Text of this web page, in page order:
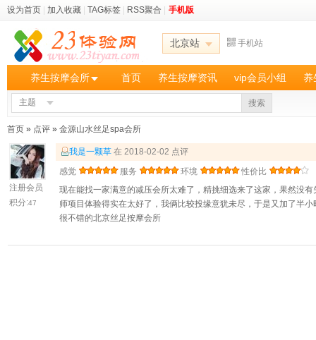
设为首页 加入收藏 TAG标签 RSS聚合 手机版
北京站 手机站
养生按摩会所 首页 养生按摩资讯 vip会员小组 养
主题 搜索
首页 » 点评 » 金源山水丝足spa会所
注册会员
积分:47
我是一颗草 在 2018-02-02 点评
感觉
服务 环境
性价比
现在能找一家满意的减压会所太难了，精挑细选来了这家，果然没
师项目体验得实在太好了，我俩比较投缘意犹未尽，于是又加了半
很不错的北京丝足按摩会所